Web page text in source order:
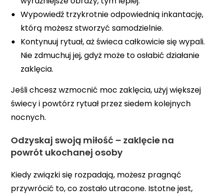
Wypowiedź trzykrotnie odpowiednią inkantację,
którą możesz stworzyć samodzielnie.
Kontynuuj rytuał, aż świeca całkowicie się wypali.
Nie zdmuchuj jej, gdyż może to osłabić działanie
zaklęcia.
Jeśli chcesz wzmocnić moc zaklęcia, użyj większej
świecy i powtórz rytuał przez siedem kolejnych
nocnych.
Odzyskaj swoją miłość – zaklęcie na
powrót ukochanej osoby
Kiedy związki się rozpadają, możesz pragnąć
przywrócić to, co zostało utracone. Istotne jest,